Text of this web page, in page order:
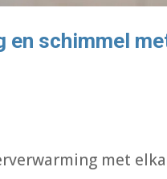
en schimmel
met